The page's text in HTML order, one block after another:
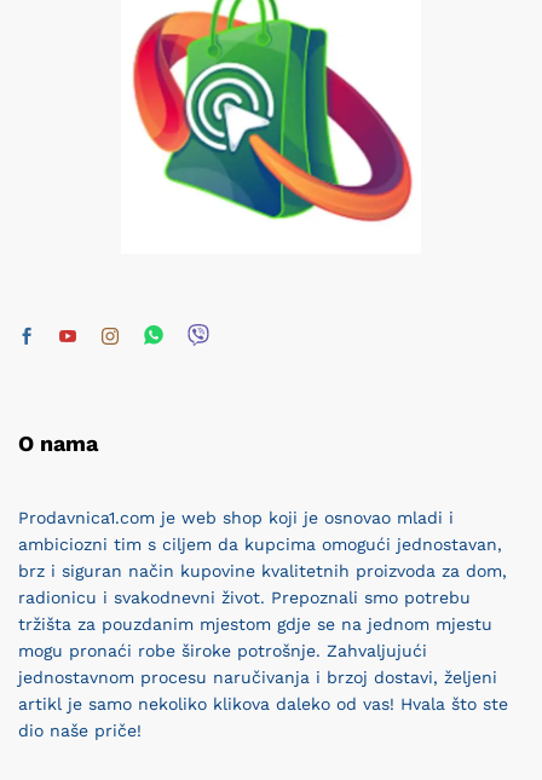
O nama
Prodavnica1.com je web shop koji je osnovao mladi i
ambiciozni tim s ciljem da kupcima omogući jednostavan,
brz i siguran način kupovine kvalitetnih proizvoda za dom,
radionicu i svakodnevni život. Prepoznali smo potrebu
tržišta za pouzdanim mjestom gdje se na jednom mjestu
mogu pronaći robe široke potrošnje. Zahvaljujući
jednostavnom procesu naručivanja i brzoj dostavi, željeni
artikl je samo nekoliko klikova daleko od vas! Hvala što ste
dio naše priče!